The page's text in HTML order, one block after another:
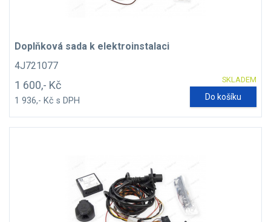
Doplňková sada k elektroinstalaci
4J721077
SKLADEM
1 600,- Kč
1 936,- Kč s DPH Do košíku